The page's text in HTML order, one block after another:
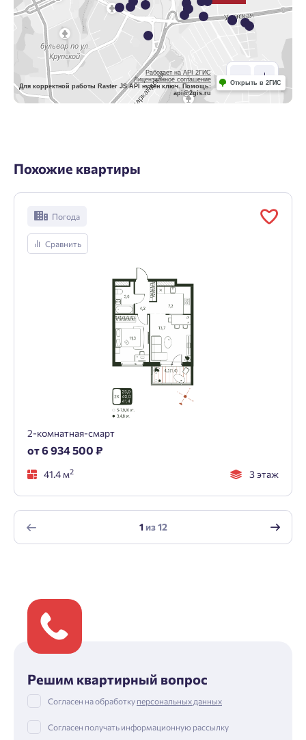
Работает на API 2ГИС
Лицензионное соглашение
Для корректной работы Raster JS API нужен ключ. Помощь:
api@2gis.ru
Открыть в 2ГИС
Похожие квартиры
Погода
Сравнить
2-комнатная-смарт
от 6 934 500 ₽
41.4 м2 3 этаж
1из12
Решим квартирный вопрос
Согласен на обработку персональных данных
Согласен получать информационную рассылку